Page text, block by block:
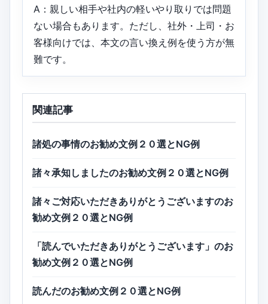
A：親しい相手や社内の軽いやり取りでは問題
ない場合もあります。ただし、社外・上司・お
客様向けでは、本文の言い換え例を使う方が無
難です。
関連記事
諸処の事情のお勧め文例２０選とNG例
諸々承知しましたのお勧め文例２０選とNG例
諸々ご対応いただきありがとうございますのお
勧め文例２０選とNG例
「読んでいただきありがとうございます」のお
勧め文例２０選とNG例
読んだのお勧め文例２０選とNG例